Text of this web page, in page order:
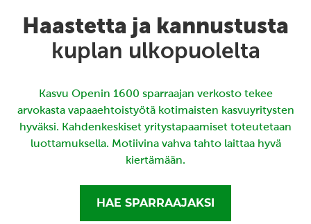
Haastetta ja kannustusta
kuplan ulkopuolelta
Kasvu Openin 1600 sparraajan verkosto tekee
arvokasta vapaaehtoistyötä kotimaisten kasvuyritysten
hyväksi. Kahdenkeskiset yritystapaamiset toteutetaan
luottamuksella. Motiivina vahva tahto laittaa hyvä
kiertämään.
HAE SPARRAAJAKSI